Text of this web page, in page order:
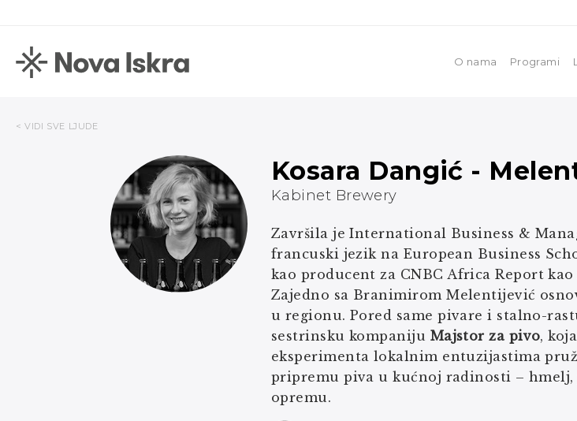
O nama Programi
< VIDI SVE LJUDE
Kosara Dangić -
Kabinet Brewery
Završila je International Business &
francuski jezik na European Business
kao producent za CNBC Africa Report
Zajedno sa Branimirom Melentijević
u regionu. Pored same pivare i stalno-
sestrinsku kompaniju Majstor za pivo,
eksperimenta lokalnim entuzijastima
pripremu piva u kućnoj radinosti – hmelj,
opremu.